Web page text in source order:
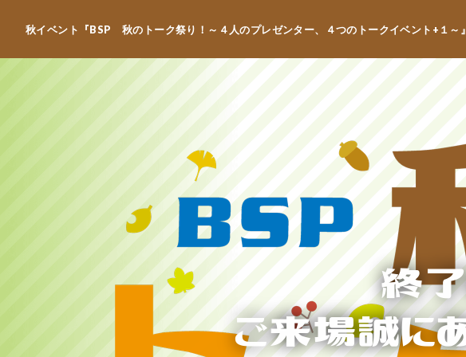
秋イベント『BSP 秋のトーク祭り！～４人のプレゼンター、４つのトークイベント+１～』